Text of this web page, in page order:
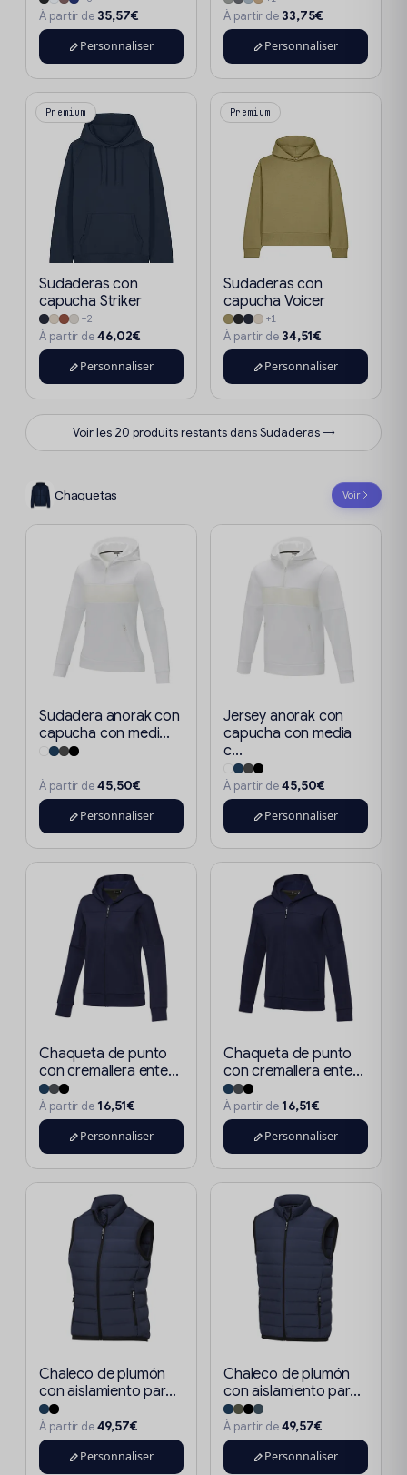
À partir de 35,57€
Personnaliser
À partir de 33,75€
Personnaliser
Premium
Sudaderas con
capucha Striker
+2
À partir de46,02€
Personnaliser
Premium
Sudaderas con
capucha Voicer
+1
À partir de 34,51€
Personnaliser
Voir les 20 produits restants dans Sudaderas →
Chaquetas Voir
Sudadera anorak con
capucha con medi...
À partir de45,50€
Personnaliser
Jersey anorak con
capucha con media
c...
À partir de45,50€
Personnaliser
Chaqueta de punto
con cremallera ente...
À partir de 16,51€
Personnaliser
Chaqueta de punto
con cremallera ente...
À partir de 16,51€
Personnaliser
Chaleco de plumón
con aislamiento par...
À partir de49,57€
Personnaliser
Chaleco de plumón
con aislamiento par...
À partir de49,57€
Personnaliser